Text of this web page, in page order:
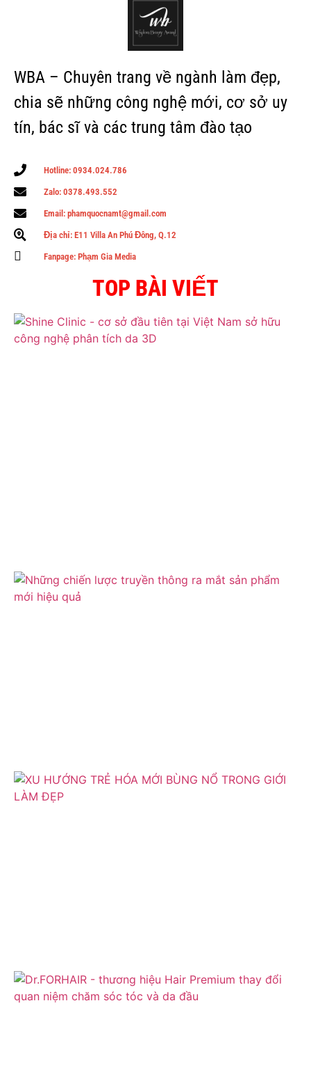
WBA – Chuyên trang về ngành làm đẹp,
chia sẽ những công nghệ mới, cơ sở uy
tín, bác sĩ và các trung tâm đào tạo
Hotline: 0934.024.786
Zalo: 0378.493.552
Email: phamquocnamt@gmail.com
Địa chỉ: E11 Villa An Phú Đông, Q.12
Fanpage: Phạm Gia Media
TOP BÀI VIẾT